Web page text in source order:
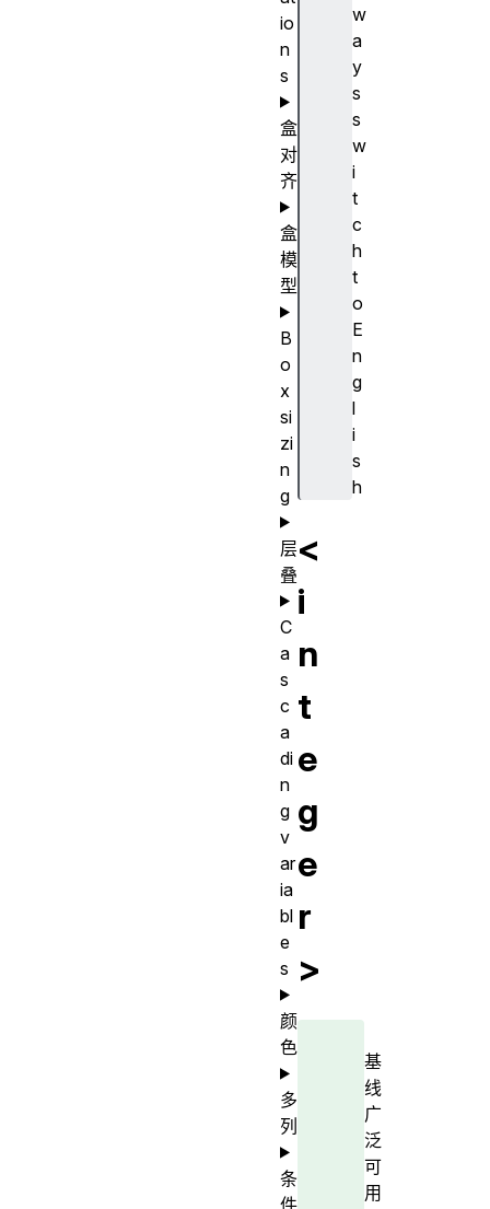
w
a
y
s
s
w
i
t
c
h
t
o
E
n
g
l
i
s
h
<
i
n
t
e
g
e
r
>
基
线
广
泛
可
用
io
n
s
盒
对
齐
盒
模
型
B
o
x
si
zi
n
g
层
叠
C
a
s
c
a
di
n
g
v
ar
ia
bl
e
s
颜
色
多
列
条
件